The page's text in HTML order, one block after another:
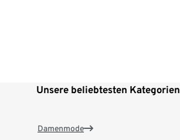
Unsere beliebtesten Kategorien
Damenmode